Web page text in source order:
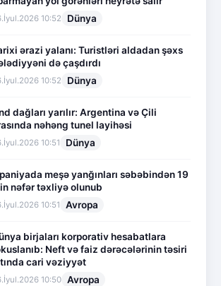
10:52 Dünya
ərazi yalanı: Turistləri aldadan şəxs
də çaşdırdı
10:52 Dünya
dağları yarılır: Argentina və Çili
nəhəng tunel layihəsi
10:51 Dünya
meşə yanğınları səbəbindən 19
nəfər təxliyə olunub
10:51 Avropa
birjaları korporativ hesabatlara
Neft və faiz dərəcələrinin təsiri
cari vəziyyət
10:50 Avropa